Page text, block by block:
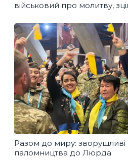
військовий про молитву,
Разом до миру:
паломництва до Люрда